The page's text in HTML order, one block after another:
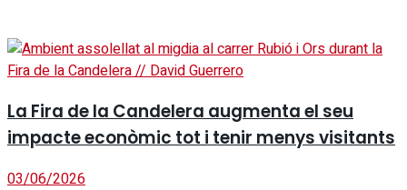
La Fira de la Candelera augmenta el seu
impacte econòmic tot i tenir menys visitants
03/06/2026